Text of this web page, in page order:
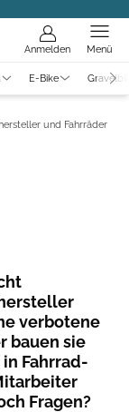
Anmelden Menü
E-Bike
und Fahrräder
verbotene
bauen sie
Fahrrad-
Fragen?